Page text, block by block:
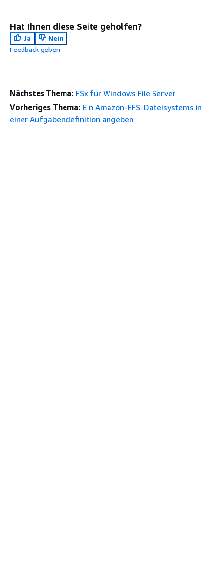
Hat Ihnen diese Seite geholfen?
Ja
Nein
Feedback geben
Nächstes Thema: FSx für Windows File Server
Vorheriges Thema: Ein Amazon-EFS-Dateisystems in
einer Aufgabendefinition angeben